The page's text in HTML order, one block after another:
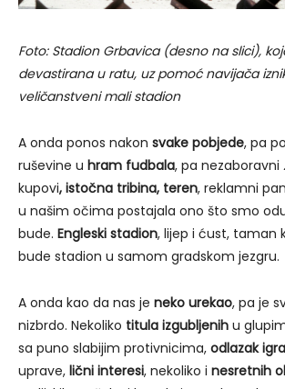
Foto: Stadion Grbavica (desno na slici),
devastirana u ratu, uz pomoć navijača
veličanstveni mali stadion
A onda ponos nakon svake pobjede, pa
ruševine u hram fudbala, pa nezaboravni
kupovi, istočna tribina, teren, reklamni
u našim očima postajala ono što smo
bude. Engleski stadion, lijep i ćust, taman
bude stadion u samom gradskom jezgru.
A onda kao da nas je neko urekao, pa je
nizbrdo. Nekoliko titula izgubljenih u
sa puno slabijim protivnicima, odlazak
uprave, lični interesi, nekoliko i nesretnih